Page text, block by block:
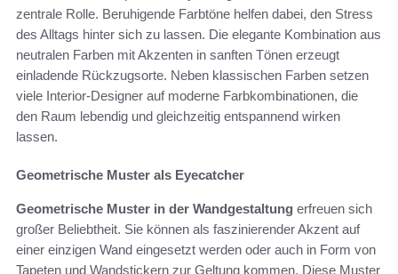
zentrale Rolle. Beruhigende Farbtöne helfen dabei, den Stress
des Alltags hinter sich zu lassen. Die elegante Kombination aus
neutralen Farben mit Akzenten in sanften Tönen erzeugt
einladende Rückzugsorte. Neben klassischen Farben setzen
viele Interior-Designer auf moderne Farbkombinationen, die
den Raum lebendig und gleichzeitig entspannend wirken
lassen.
Geometrische Muster als Eyecatcher
Geometrische Muster in der Wandgestaltung erfreuen sich
großer Beliebtheit. Sie können als faszinierender Akzent auf
einer einzigen Wand eingesetzt werden oder auch in Form von
Tapeten und Wandstickern zur Geltung kommen. Diese Muster